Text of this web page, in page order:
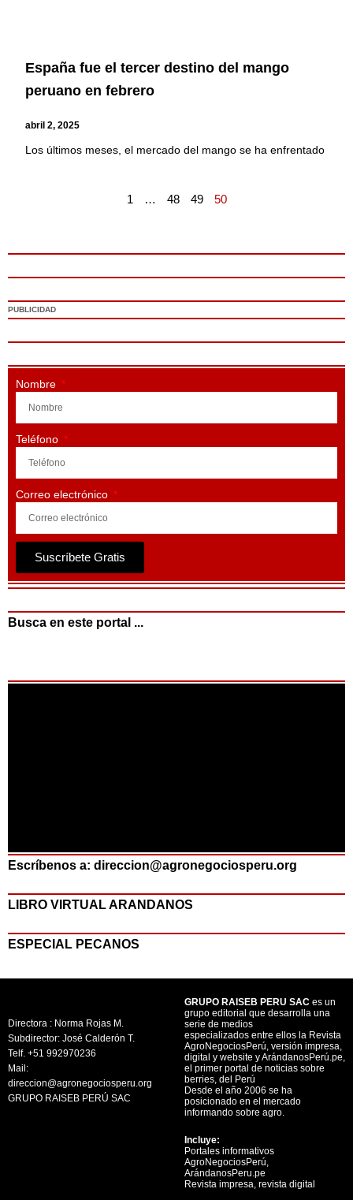
España fue el tercer destino del mango
peruano en febrero
abril 2, 2025
Los últimos meses, el mercado del mango se ha enfrentado
1 … 48 49 50
PUBLICIDAD
Nombre
Teléfono
Correo electrónico
Suscríbete Gratis
Busca en este portal ...
Escríbenos a: direccion@agronegociosperu.org
LIBRO VIRTUAL ARANDANOS
ESPECIAL PECANOS
Directora : Norma Rojas M.
Subdirector: José Calderón T.
Telf. +51 992970236
Mail:
direccion@agronegociosperu.org
GRUPO RAISEB PERÚ SAC
GRUPO RAISEB PERU SAC es un
grupo editorial que desarrolla una
serie de medios
especializados entre ellos la Revista
AgroNegociosPerú, versión impresa,
digital y website y ArándanosPerú.pe,
el primer portal de noticias sobre
berries, del Perú
Desde el año 2006 se ha
posicionado en el mercado
informando sobre agro.
Incluye:
Portales informativos
AgroNegociosPerú,
ArándanosPeru.pe
Revista impresa, revista digital